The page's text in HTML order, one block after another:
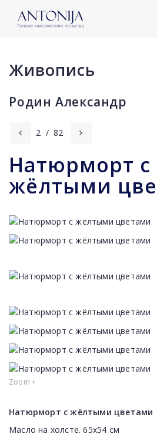
Живопись
Родин Александр
2 / 82
Натюрморт с
жёлтыми
Zoom +
Натюрморт с жёлтыми цветами
Масло на холсте. 65x54 см